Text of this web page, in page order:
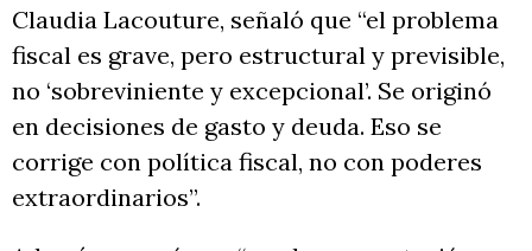
Claudia Lacouture, señaló que “el problema
fiscal es grave, pero estructural y previsible,
no ‘sobreviniente y excepcional’. Se originó
en decisiones de gasto y deuda. Eso se
corrige con política fiscal, no con poderes
extraordinarios”.